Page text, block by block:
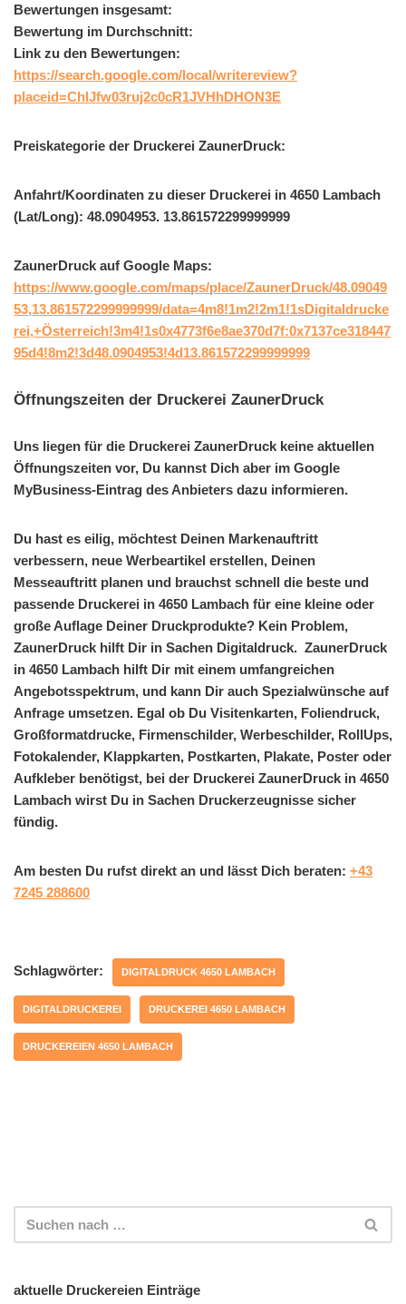
Bewertungen insgesamt:
Bewertung im Durchschnitt:
Link zu den Bewertungen:
https://search.google.com/local/writereview?
placeid=ChIJfw03ruj2c0cR1JVHhDHON3E
Preiskategorie der Druckerei ZaunerDruck:
Anfahrt/Koordinaten zu dieser Druckerei in 4650 Lambach
(Lat/Long): 48.0904953. 13.861572299999999
ZaunerDruck auf Google Maps:
https://www.google.com/maps/place/ZaunerDruck/48.09049
53,13.861572299999999/data=4m8!1m2!2m1!1sDigitaldrucke
rei,+Österreich!3m4!1s0x4773f6e8ae370d7f:0x7137ce318447
95d4!8m2!3d48.0904953!4d13.861572299999999
Öffnungszeiten der Druckerei ZaunerDruck
Uns liegen für die Druckerei ZaunerDruck keine aktuellen
Öffnungszeiten vor, Du kannst Dich aber im Google
MyBusiness-Eintrag des Anbieters dazu informieren.
Du hast es eilig, möchtest Deinen Markenauftritt
verbessern, neue Werbeartikel erstellen, Deinen
Messeauftritt planen und brauchst schnell die beste und
passende Druckerei in 4650 Lambach für eine kleine oder
große Auflage Deiner Druckprodukte? Kein Problem,
ZaunerDruck hilft Dir in Sachen Digitaldruck. ZaunerDruck
in 4650 Lambach hilft Dir mit einem umfangreichen
Angebotsspektrum, und kann Dir auch Spezialwünsche auf
Anfrage umsetzen. Egal ob Du Visitenkarten, Foliendruck,
Großformatdrucke, Firmenschilder, Werbeschilder, RollUps,
Fotokalender, Klappkarten, Postkarten, Plakate, Poster oder
Aufkleber benötigst, bei der Druckerei ZaunerDruck in 4650
Lambach wirst Du in Sachen Druckerzeugnisse sicher
fündig.
Am besten Du rufst direkt an und lässt Dich beraten: +43
7245 288600
Schlagwörter: DIGITALDRUCK 4650 LAMBACH
DIGITALDRUCKEREI DRUCKEREI 4650 LAMBACH
DRUCKEREIEN 4650 LAMBACH
aktuelle Druckereien Einträge